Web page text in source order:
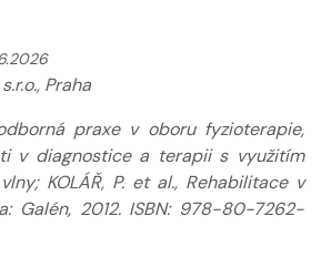
Praha
praxe v oboru fyzioterapie,
v diagnostice a terapii s využitím
KOLÁŘ, P. et al., Rehabilitace v
Galén, 2012. ISBN: 978-80-7262-